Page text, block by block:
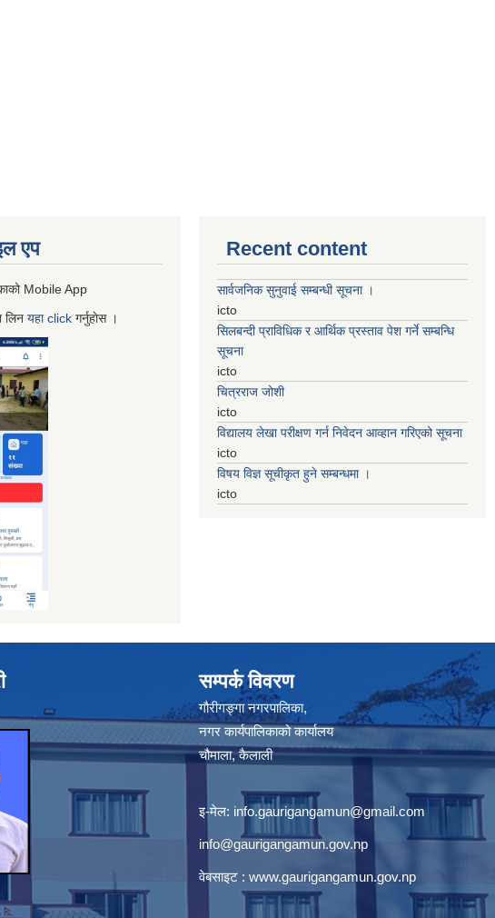
एप
Mobile App
लिन यहाclick गर्नुहाेस ।
Recent content
सार्वजनिक सुनुवाई सम्बन्धी सूचना ।
icto
सिलबन्दी प्राविधिक र आर्थिक प्रस्ताव पेश गर्ने सम्बन्धि
सूचना
icto
चित्रराज जोशी
icto
विद्यालय लेखा परीक्षण गर्न निवेदन आव्हान गरिएको सूचना
icto
विषय विज्ञ सूचीकृत हुने सम्बन्धमा ।
icto
सम्पर्क विवरण
गौरीगङ्गा नगरपालिका,
नगर कार्यपालिकाको कार्यालय
चौमाला, कैलाली
इ-मेल: info.gaurigangamun@gmail.com
info@gaurigangamun.gov.np
वेबसाइट : www.gaurigangamun.gov.np